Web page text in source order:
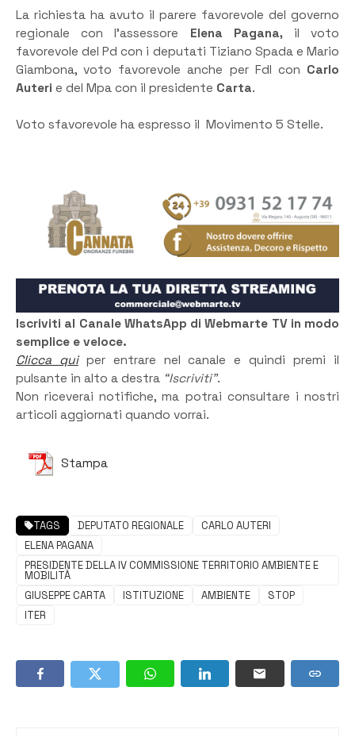
La richiesta ha avuto il parere favorevole del governo
regionale con l’assessore Elena Pagana,il voto
favorevole del Pd con i deputati Tiziano Spada e Mario
Giambona, voto favorevole anche per FdI con Carlo
Auteri e del Mpa con il presidente Carta.
Voto sfavorevole ha espresso il Movimento 5 Stelle.
Iscriviti al Canale WhatsApp di Webmarte TV in modo
semplice e veloce.
Clicca quiper entrare nel canale e quindi premi il
pulsante in alto a destra “Iscriviti”.
Non riceverai notifiche, ma potrai consultare i nostri
articoli aggiornati quando vorrai.
Stampa
TAGS DEPUTATO REGIONALE
CARLO AUTERI
ELENA PAGANA
PRESIDENTE DELLA IV COMMISSIONE TERRITORIO AMBIENTE E
MOBILITÀ
GIUSEPPE CARTA
ISTITUZIONE AMBIENTE
STOP
ITER